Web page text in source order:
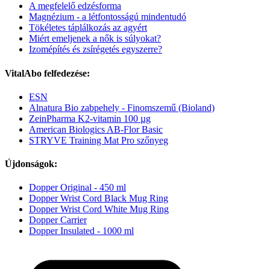
A megfelelő edzésforma
Magnézium - a létfontosságú mindentudó
Tökéletes táplálkozás az agyért
Miért emeljenek a nők is súlyokat?
Izomépítés és zsírégetés egyszerre?
VitalAbo felfedezése:
ESN
Alnatura Bio zabpehely - Finomszemű (Bioland)
ZeinPharma K2-vitamin 100 µg
American Biologics AB-Flor Basic
STRYVE Training Mat Pro szőnyeg
Újdonságok:
Dopper Original - 450 ml
Dopper Wrist Cord Black Mug Ring
Dopper Wrist Cord White Mug Ring
Dopper Carrier
Dopper Insulated - 1000 ml